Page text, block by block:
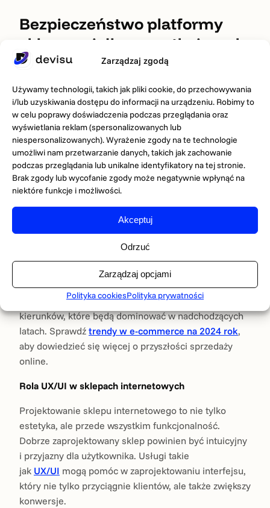
Zarządzaj zgodą
Używamy technologii, takich jak pliki cookie, do przechowywania
i/lub uzyskiwania dostępu do informacji na urządzeniu. Robimy to
w celu poprawy doświadczenia podczas przeglądania oraz
wyświetlania reklam (spersonalizowanych lub
niespersonalizowanych). Wyrażenie zgody na te technologie
umożliwi nam przetwarzanie danych, takich jak zachowanie
podczas przeglądania lub unikalne identyfikatory na tej stronie.
Brak zgody lub wycofanie zgody może negatywnie wpłynąć na
niektóre funkcje i możliwości.
Akceptuj
Odrzuć
Zarządzaj opcjami
Polityka cookiesPolityka prywatności
Bezpieczeństwo platformy
sklepowej dla początkujących
kluczowy element funkcjonowania sklepu
internetowego. Warto zainwestować w odpowiednie
zabezpieczenia, aby uniknąć strat finansowych oraz
utraty zaufania klientów. Dowiedz się więcej o tym, jak
zadbać oochronę przed atakami WordPress, co jest
szczególnie istotne w przypadku sklepów opartych na
WooCommerce.
E-commerce rozwija się w zawrotnym tempie. Warto
być na bieżąco z najnowszymi trendami, aby
zmieniającego się rynku. Przykładowo, personalizacja
doświadczeń zakupowych, rozwój zakupów mobilnych
czy sztuczna inteligencja to tylko niektóre z
kierunków, które będą dominować w nadchodzących
latach. Sprawdź trendy w e-commerce na 2024 rok,
aby dowiedzieć się więcej o przyszłości sprzedaży
online.
Rola UX/UI w sklepach internetowych
Projektowanie sklepu internetowego to nie tylko
estetyka, ale przede wszystkim funkcjonalność.
Dobrze zaprojektowany sklep powinien być intuicyjny
i przyjazny dla użytkownika. Usługi takie
jak UX/UI mogą pomóc w zaprojektowaniu interfejsu,
który nie tylko przyciągnie klientów, ale także zwiększy
konwersje.